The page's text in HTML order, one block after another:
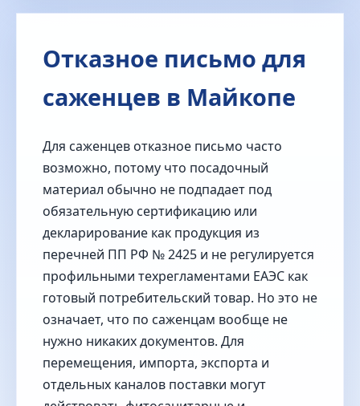
Отказное письмо для
саженцев в Майкопе
Для саженцев отказное письмо часто
возможно, потому что посадочный
материал обычно не подпадает под
обязательную сертификацию или
декларирование как продукция из
перечней ПП РФ № 2425 и не регулируется
профильными техрегламентами ЕАЭС как
готовый потребительский товар. Но это не
означает, что по саженцам вообще не
нужно никаких документов. Для
перемещения, импорта, экспорта и
отдельных каналов поставки могут